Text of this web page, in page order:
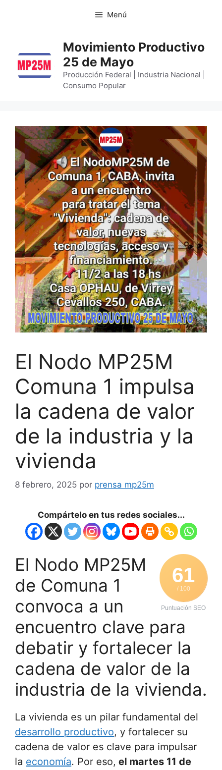
Menú
Movimiento Productivo
25 de Mayo
Producción Federal | Industria Nacional |
Consumo Popular
El Nodo MP25M
Comuna 1 impulsa
la cadena de valor
de la industria y la
vivienda
8 febrero, 2025 por prensa mp25m
Compártelo en tus redes sociales...
61
/ 100
Puntuación SEO
El Nodo MP25M
de Comuna 1
convoca a un
encuentro clave para
debatir y fortalecer la
cadena de valor de la
industria de la vivienda.
La vivienda es un pilar fundamental del
desarrollo productivo, y fortalecer su
cadena de valor es clave para impulsar
la economía. Por eso, el martes 11 de